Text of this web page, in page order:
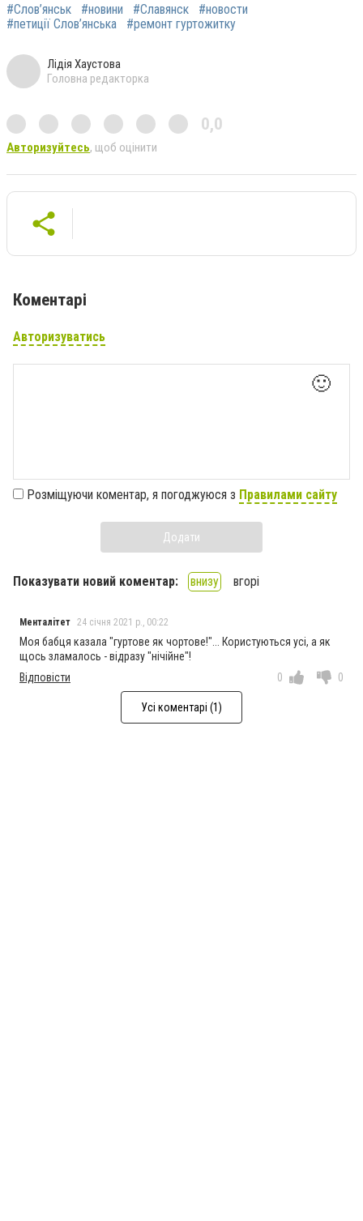
#Слов’янськ #новини #Славянск
#новости
#петиції Слов’янська
#ремонт гуртожитку
Лідія Хаустова
Головна редакторка
0,0
Авторизуйтесь, щоб оцінити
Коментарі
Авторизуватись
🙂
Розміщуючи коментар, я погоджуюся з Правилами сайту
Додати
Показувати новий коментар: внизу вгорі
Менталiтет 24 січня 2021 р., 00:22
Моя бабця казала "гуртове як чортове!"... Користуються усi, а як
щось зламалось - вiдразу "нiчiйне"!
Відповісти
0 0
Усі коментарі (1)